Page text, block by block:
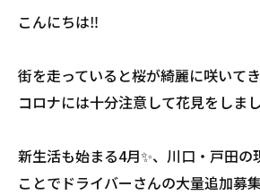
こんにちは‼️
街を走っていると桜が綺麗に咲いて
コロナには十分注意して花見をしまし
新生活も始まる4月✨、川口・戸田の
ことでドライバーさんの大量追加募